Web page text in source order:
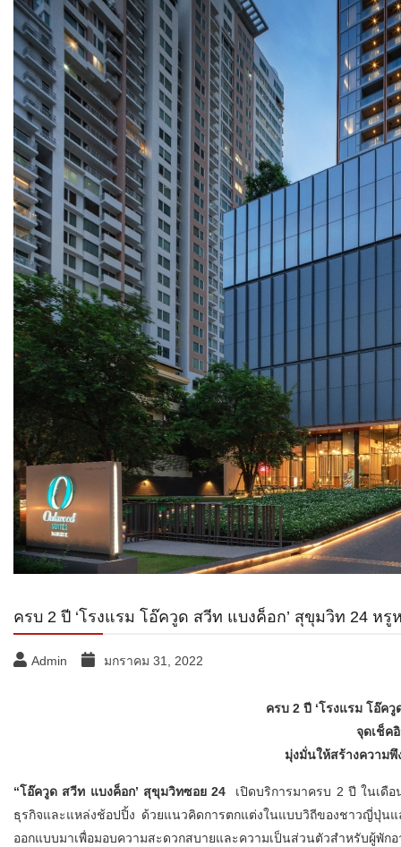
ครบ 2 ปี ‘โรงแรม โอ๊ควูด สวีท แบงค็อก’ สุขุมวิท 24 ห
Admin มกราคม 31, 2022
ครบ 2 ปี ‘โรงแรม โอ๊ค
จุดเช็ค
มุ่งมั่นให้สร้างความ
“โอ๊ควูด สวีท แบงค็อก’ สุขุมวิทซอย 24
เปิดบริการมาครบ 2 ปี ในเดื
ธุรกิจและแหล่งช้อปปิ้ง ด้วยแนวคิดการตกแต่งในแบบวิถีของชาวญี่ปุ่น
ออกแบบมาเพื่อมอบความสะดวกสบายและความเป็นส่วนตัวสำหรับผู้พั